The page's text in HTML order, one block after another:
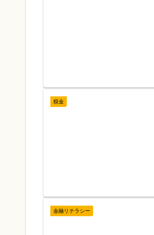
税金
金融リテラシー